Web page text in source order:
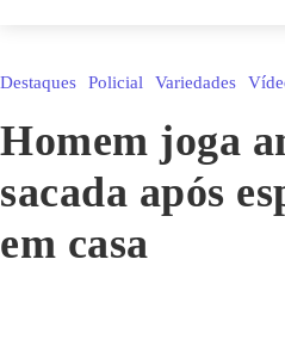
Destaques Policial Variedades
Homem joga
sacada após
em casa